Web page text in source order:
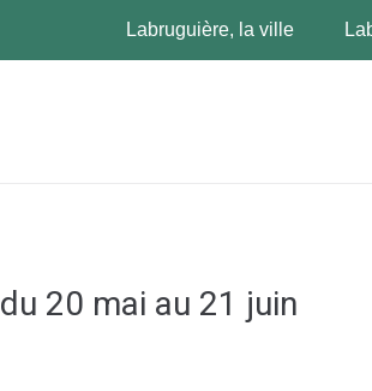
Labruguière, la ville
20 mai au 21 juin